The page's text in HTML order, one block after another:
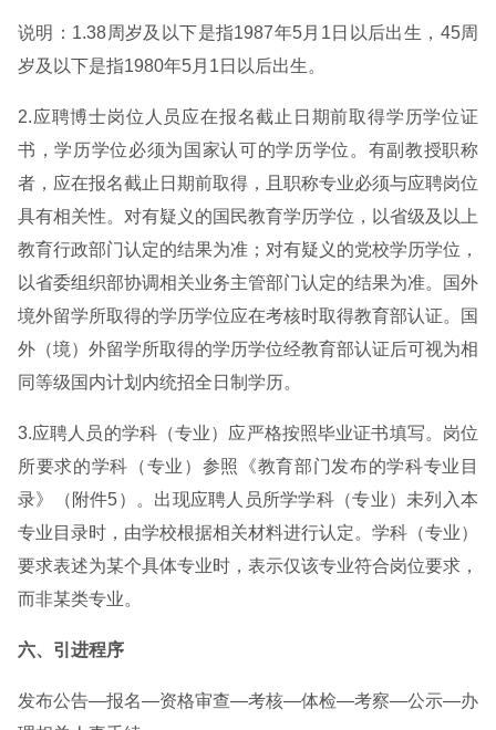
说明：1.38周岁及以下是指1987年5月1日以后出生，45周
岁及以下是指1980年5月1日以后出生。
2.应聘博士岗位人员应在报名截止日期前取得学历学位证
书，学历学位必须为国家认可的学历学位。有副教授职称
者，应在报名截止日期前取得，且职称专业必须与应聘岗位
具有相关性。对有疑义的国民教育学历学位，以省级及以上
教育行政部门认定的结果为准；对有疑义的党校学历学位，
以省委组织部协调相关业务主管部门认定的结果为准。国外
境外留学所取得的学历学位应在考核时取得教育部认证。国
外（境）外留学所取得的学历学位经教育部认证后可视为相
同等级国内计划内统招全日制学历。
3.应聘人员的学科（专业）应严格按照毕业证书填写。岗位
所要求的学科（专业）参照《教育部门发布的学科专业目
录》（附件5）。出现应聘人员所学学科（专业）未列入本
专业目录时，由学校根据相关材料进行认定。学科（专业）
要求表述为某个具体专业时，表示仅该专业符合岗位要求，
而非某类专业。
六、引进程序
发布公告—报名—资格审查—考核—体检—考察—公示—办